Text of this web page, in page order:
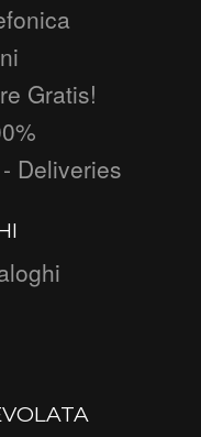
Gratis!
Deliveries